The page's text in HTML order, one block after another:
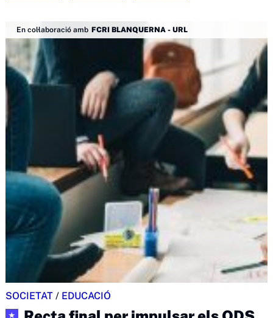
En col·laboració amb FCRI BLANQUERNA - URL
SOCIETAT / EDUCACIÓ
★